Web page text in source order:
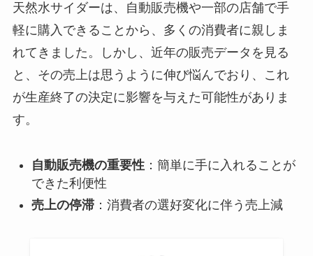
天然水サイダーは、自動販売機や一部の店舗で手
軽に購入できることから、多くの消費者に親しま
れてきました。しかし、近年の販売データを見る
と、その売上は思うように伸び悩んでおり、これ
が生産終了の決定に影響を与えた可能性がありま
す。
自動販売機の重要性：簡単に手に入れることが
できた利便性
売上の停滞：消費者の選好変化に伴う売上減